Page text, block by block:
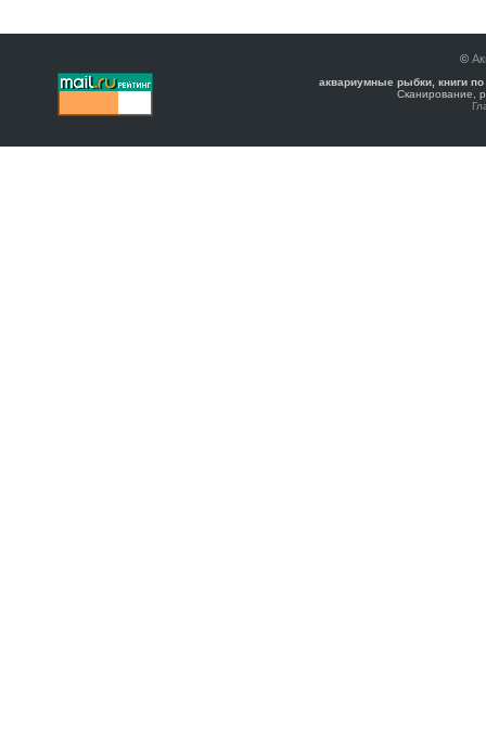
©
аквариумные рыбки, книги
Сканирование,